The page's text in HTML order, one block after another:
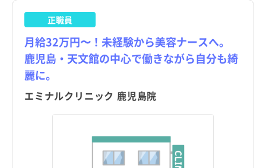
正職員
月給32万円〜！未経験から美容ナースへ。
鹿児島・天文館の中心で働きながら自分も綺
麗に。
エミナルクリニック 鹿児島院